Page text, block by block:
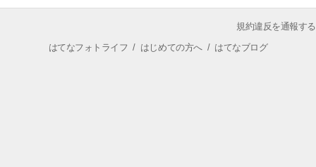
規約違反を通報する
はてなフォトライフ / はじめての方へ/ はてなブログ